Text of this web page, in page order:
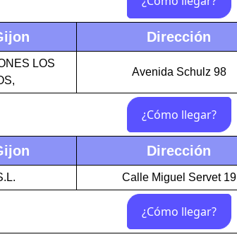
Dirección
LOS
Avenida Schulz 98
Dirección
Calle Miguel Servet 19